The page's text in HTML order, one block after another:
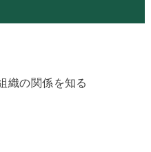
織の関係を知る